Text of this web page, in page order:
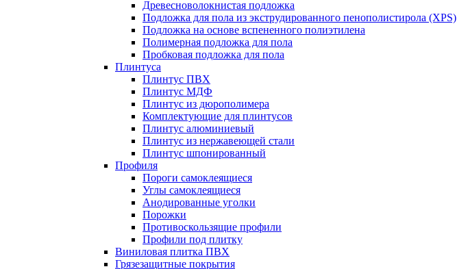
Древесноволокнистая подложка
Подложка для пола из экструдированного пенополистирола (XPS)
Подложка на основе вспененного полиэтилена
Полимерная подложка для пола
Пробковая подложка для пола
Плинтуса
Плинтус ПВХ
Плинтус МДФ
Плинтус из дюрополимера
Комплектующие для плинтусов
Плинтус алюминиевый
Плинтус из нержавеющей стали
Плинтус шпонированный
Профиля
Пороги самоклеящиеся
Углы самоклеящиеся
Анодированные уголки
Порожки
Противоскользящие профили
Профили под плитку
Виниловая плитка ПВХ
Грязезащитные покрытия